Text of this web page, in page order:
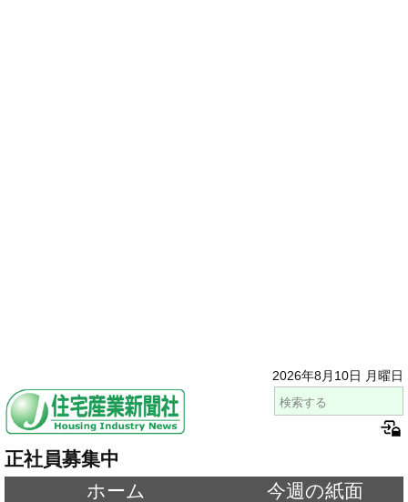
2026年8月10日 月曜日
正社員募集中
ホーム
今週の紙面